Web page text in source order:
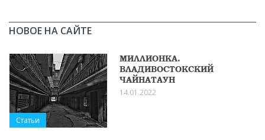
НОВОЕ НА САЙТЕ
Статьи
МИЛЛИОНКА.
ВЛАДИВОСТОКСКИЙ
ЧАЙНАТАУН
14.01.2022